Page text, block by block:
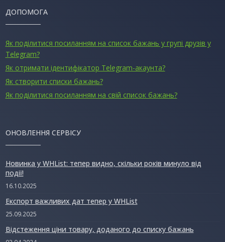
ДОПОМОГА
Як поділитися посиланням на список бажань у групі друзів у
Telegram?
Як отримати ідентифікатор Telegram-акаунта?
Як створити списки бажань?
Як поділитися посиланням на свій список бажань?
ОНОВЛЕННЯ СЕРВІСУ
Новинка у WHList: тепер видно, скільки років минуло від
події!
16.10.2025
Експорт важливих дат тепер у WHList
25.09.2025
Відстеження ціни товару, доданого до списку бажань